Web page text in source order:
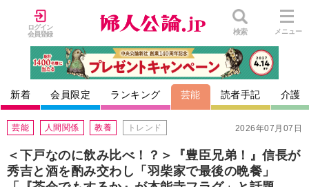
ログイン
会員登録
検索 メニュー
新着 会員限定 ランキング 芸能 読者手記 介護
2026年07月07日
芸能 人間関係 教養 トレンド
＜下戸なのに飲み比べ！？＞『豊臣兄弟！』信長が
秀吉と酒を酌み交わし「羽柴家で最後の晩餐」